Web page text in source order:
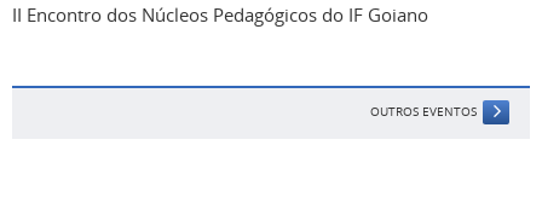
II Encontro dos Núcleos Pedagógicos do IF Goiano
OUTROS EVENTOS